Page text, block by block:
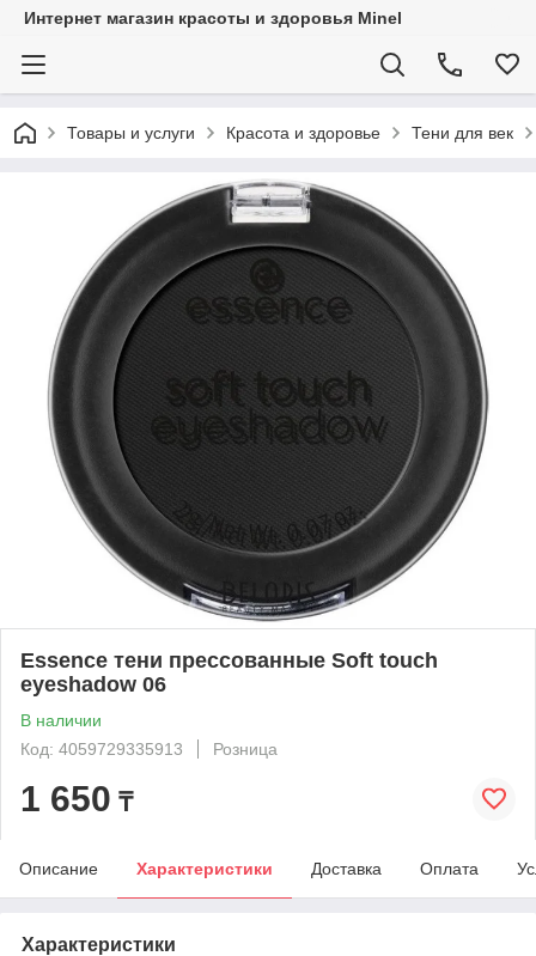
Интернет магазин красоты и здоровья Minel
Товары и услуги Красота и здоровье Тени для век
Essence тени прессованные Soft touch
eyeshadow 06
В наличии
Код: 4059729335913
Розница
1 650 ₸
Описание Характеристики Доставка Оплата
Характеристики